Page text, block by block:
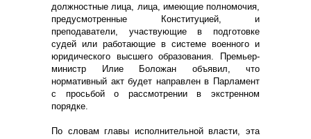
должностные лица, лица, имеющие полномочия,
предусмотренные Конституцией, и
преподаватели, участвующие в подготовке
судей или работающие в системе военного и
юридического высшего образования. Премьер-
министр Илие Боложан объявил, что
нормативный акт будет направлен в Парламент
с просьбой о рассмотрении в экстренном
порядке.
По словам главы исполнительной власти, эта